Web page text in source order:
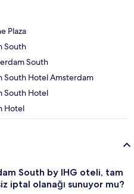
Plaza
South
South
South Hotel Amsterdam
South Hotel
Hotel
South by IHG oteli, tam
iptal olanağı sunuyor mu?